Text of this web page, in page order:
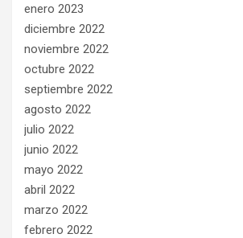
enero 2023
diciembre 2022
noviembre 2022
octubre 2022
septiembre 2022
agosto 2022
julio 2022
junio 2022
mayo 2022
abril 2022
marzo 2022
febrero 2022